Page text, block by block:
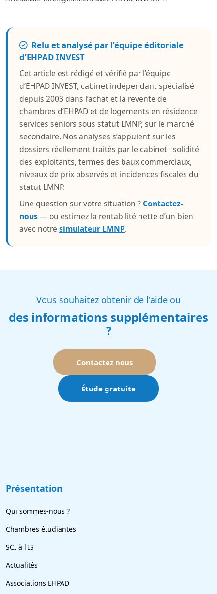
Relu et analysé par l’équipe éditoriale
d’EHPAD INVEST
Cet article est rédigé et vérifié par l’équipe
d’EHPAD INVEST, cabinet indépendant spécialisé
depuis 2003 dans l’achat et la revente de
chambres d’EHPAD et de logements en résidence
services seniors sous statut LMNP, sur le marché
secondaire. Nos analyses s’appuient sur les
dossiers réellement traités par le cabinet : solidité
des exploitants, termes des baux commerciaux,
niveaux de prix observés et incidences fiscales du
statut LMNP.
Une question sur votre situation ? Contactez-
nous— ou estimez la rentabilité nette d’un bien
avec notre simulateur LMNP.
Vous souhaitez obtenir de l'aide ou
des informations supplémentaires
?
Contactez nous
Étude gratuite
Présentation
Qui sommes-nous ?
Chambres étudiantes
SCI à l'IS
Actualités
Associations EHPAD